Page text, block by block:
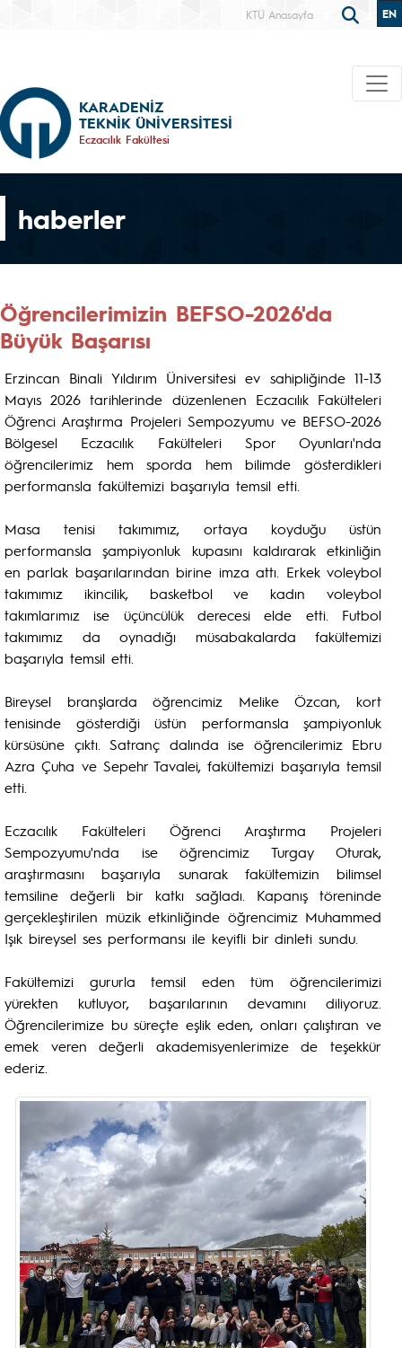
KTÜ Anasayfa EN
KARADENİZ
TEKNİK ÜNİVERSİTESİ
Eczacılık Fakültesi
haberler
Öğrencilerimizin BEFSO-2026'da
Büyük Başarısı
Erzincan Binali Yıldırım Üniversitesi ev sahipliğinde 11-13
Mayıs 2026 tarihlerinde düzenlenen Eczacılık Fakülteleri
Öğrenci Araştırma Projeleri Sempozyumu ve BEFSO-2026
Bölgesel Eczacılık Fakülteleri Spor Oyunları'nda
öğrencilerimiz hem sporda hem bilimde gösterdikleri
performansla fakültemizi başarıyla temsil etti.
Masa tenisi takımımız, ortaya koyduğu üstün
performansla şampiyonluk kupasını kaldırarak etkinliğin
en parlak başarılarından birine imza attı. Erkek voleybol
takımımız ikincilik, basketbol ve kadın voleybol
takımlarımız ise üçüncülük derecesi elde etti. Futbol
takımımız da oynadığı müsabakalarda fakültemizi
başarıyla temsil etti.
Bireysel branşlarda öğrencimiz Melike Özcan, kort
tenisinde gösterdiği üstün performansla şampiyonluk
kürsüsüne çıktı. Satranç dalında ise öğrencilerimiz Ebru
Azra Çuha ve Sepehr Tavalei, fakültemizi başarıyla temsil
etti.
Eczacılık Fakülteleri Öğrenci Araştırma Projeleri
Sempozyumu'nda ise öğrencimiz Turgay Oturak,
araştırmasını başarıyla sunarak fakültemizin bilimsel
temsiline değerli bir katkı sağladı. Kapanış töreninde
gerçekleştirilen müzik etkinliğinde öğrencimiz Muhammed
Işık bireysel ses performansı ile keyifli bir dinleti sundu.
Fakültemizi gururla temsil eden tüm öğrencilerimizi
yürekten kutluyor, başarılarının devamını diliyoruz.
Öğrencilerimize bu süreçte eşlik eden, onları çalıştıran ve
emek veren değerli akademisyenlerimize de teşekkür
ederiz.